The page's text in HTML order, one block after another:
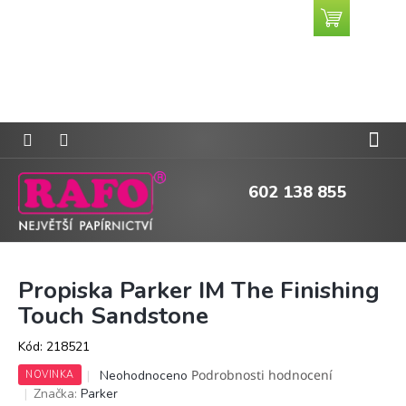
602 138 855
Nákupní
košík
Propiska Parker IM The Finishing
Touch Sandstone
Kód: 218521
NOVINKA
Průměrné
hodnocení
Neohodnoceno Podrobnosti hodnocení
Značka: Parker